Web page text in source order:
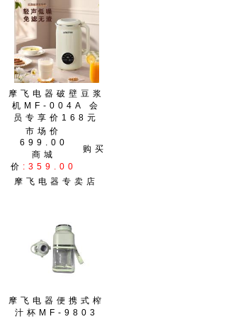
摩飞电器破壁豆浆
机MF-004A 会
员专享价168元
市场价
699.00
购买
商城
价 :359.00
摩飞电器专卖店
摩飞电器便携式榨
汁杯MF-9803